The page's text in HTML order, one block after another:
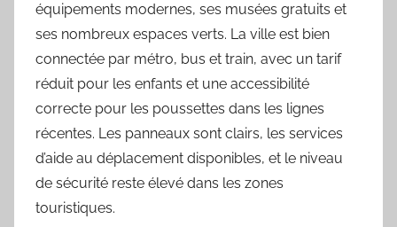
équipements modernes, ses musées gratuits et
ses nombreux espaces verts. La ville est bien
connectée par métro, bus et train, avec un tarif
réduit pour les enfants et une accessibilité
correcte pour les poussettes dans les lignes
récentes. Les panneaux sont clairs, les services
d’aide au déplacement disponibles, et le niveau
de sécurité reste élevé dans les zones
touristiques.